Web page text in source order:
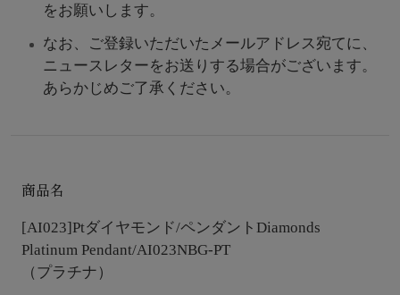
をお願いします。
なお、ご登録いただいたメールアドレス宛てに、
ニュースレターをお送りする場合がございます。
あらかじめご了承ください。
商品名
[AI023]Ptダイヤモンド/ペンダント Diamonds
Platinum Pendant/AI023NBG-PT
（プラチナ）